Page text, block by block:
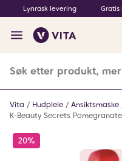
Lynrask levering
Vita Hudpleie
Ansiktsmaske
K-Beauty Secrets
20%